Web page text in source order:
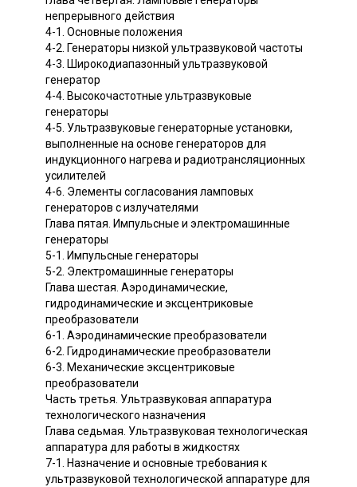
непрерывного действия
4-1. Основные положения
4-2. Генераторы низкой ультразвуковой частоты
4-3. Широкодиапазонный ультразвуковой
генератор
4-4. Высокочастотные ультразвуковые
генераторы
4-5. Ультразвуковые генераторные установки,
выполненные на основе генераторов для
индукционного нагрева и радиотрансляционных
усилителей
4-6. Элементы согласования ламповых
генераторов с излучателями
Глава пятая. Импульсные и электромашинные
генераторы
5-1. Импульсные генераторы
5-2. Электромашинные генераторы
Глава шестая. Аэродинамические,
гидродинамические и эксцентриковые
преобразователи
6-1. Аэродинамические преобразователи
6-2. Гидродинамические преобразователи
6-3. Механические эксцентриковые
преобразователи
Часть третья. Ультразвуковая аппаратура
технологического назначения
Глава седьмая. Ультразвуковая технологическая
аппаратура для работы в жидкостях
7-1. Назначение и основные требования к
ультразвуковой технологической аппаратуре для